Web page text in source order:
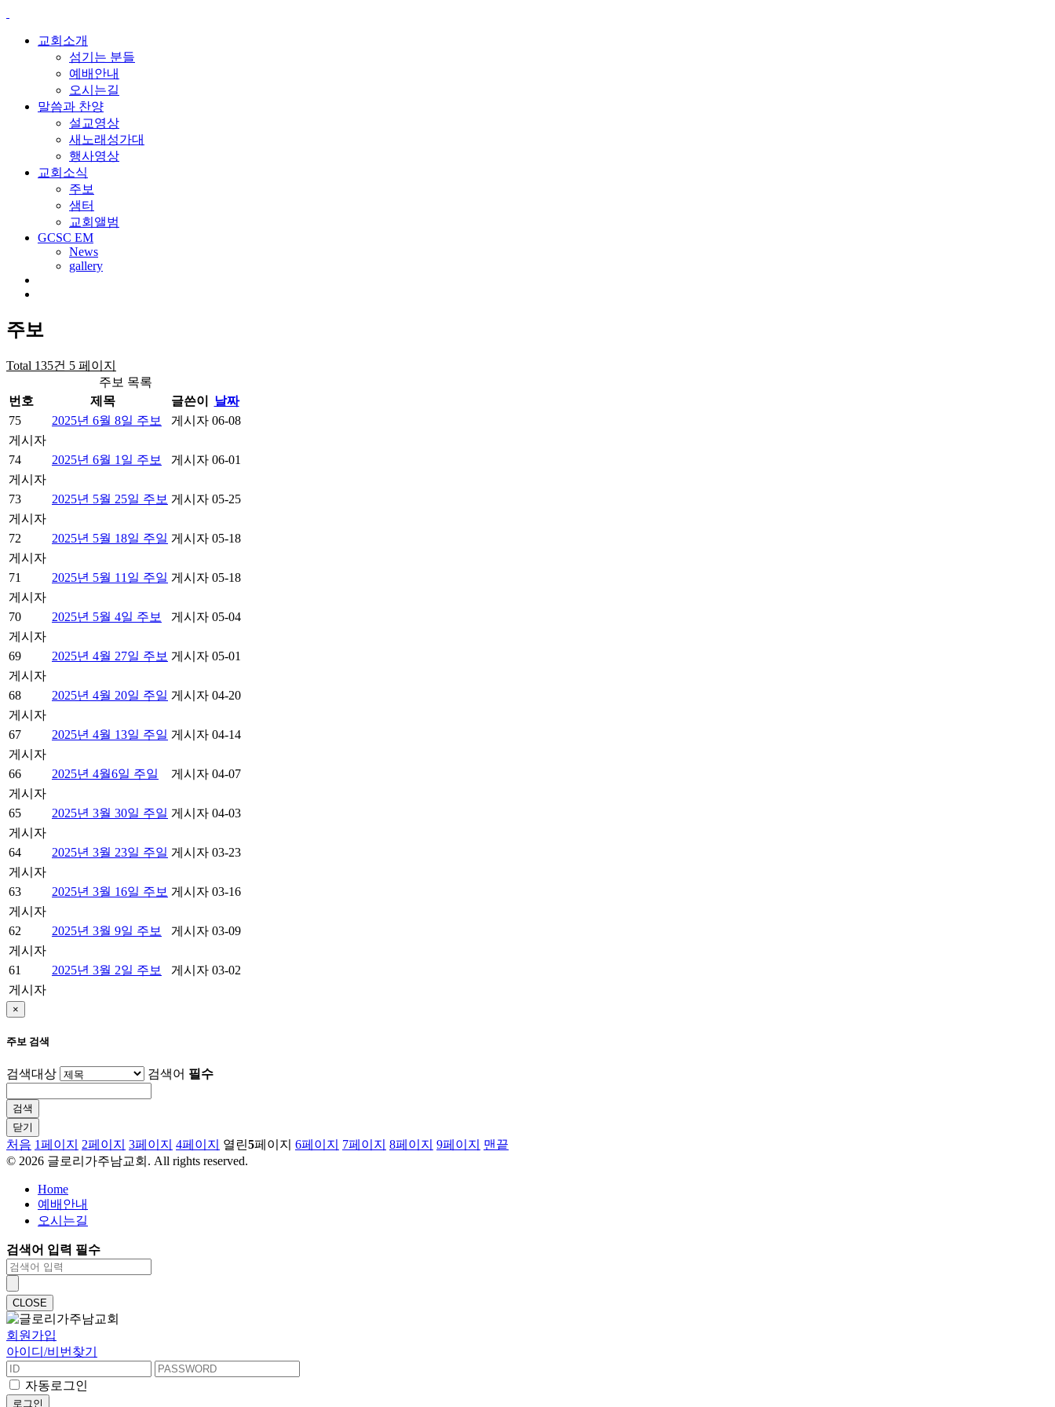
교회소개
섬기는 분들
예배안내
오시는길
말씀과 찬양
설교영상
새노래성가대
행사영상
교회소식
주보
샘터
교회앨범
GCSC EM
News
gallery
주보
Total 135건 5 페이지
주보 목록
번호
제목 글쓴이
날짜
75
2025년 6월 8일 주보 게시자 06-08
게시자
74
2025년 6월 1일 주보 게시자 06-01
게시자
73
2025년 5월 25일 주보 게시자 05-25
게시자
72
2025년 5월 18일 주일 게시자 05-18
게시자
71
2025년 5월 11일 주일 게시자 05-18
게시자
70
2025년 5월 4일 주보 게시자 05-04
게시자
69
2025년 4월 27일 주보 게시자 05-01
게시자
68
2025년 4월 20일 주일 게시자 04-20
게시자
67
2025년 4월 13일 주일 게시자 04-14
게시자
66
2025년 4월6일 주일 게시자 04-07
게시자
65
2025년 3월 30일 주일 게시자 04-03
게시자
64
2025년 3월 23일 주일 게시자 03-23
게시자
63
2025년 3월 16일 주보 게시자 03-16
게시자
62
2025년 3월 9일 주보 게시자 03-09
게시자
61
2025년 3월 2일 주보 게시자 03-02
게시자
×
주보 검색
검색대상 검색어 필수
닫기
처음 1페이지 2페이지 3페이지 4페이지 열린5페이지 6페이지 7페이지 8페이지 9페이지
맨끝
© 2026 글로리가주남교회. All rights reserved.
Home
예배안내
오시는길
검색어 입력 필수
CLOSE
회원가입
아이디/비번찾기
자동로그인
로그인